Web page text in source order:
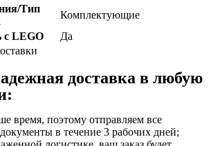
Тип
Комплектующие
с LEGO
Да
доставка в любую
время, поэтому отправляем все
в течение 3 рабочих дней;